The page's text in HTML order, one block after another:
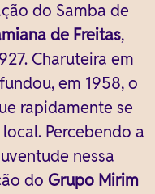
do Samba de
de Freitas,
Charuteira em
em 1958, o
rapidamente se
Percebendo a
nessa
do Grupo Mirim